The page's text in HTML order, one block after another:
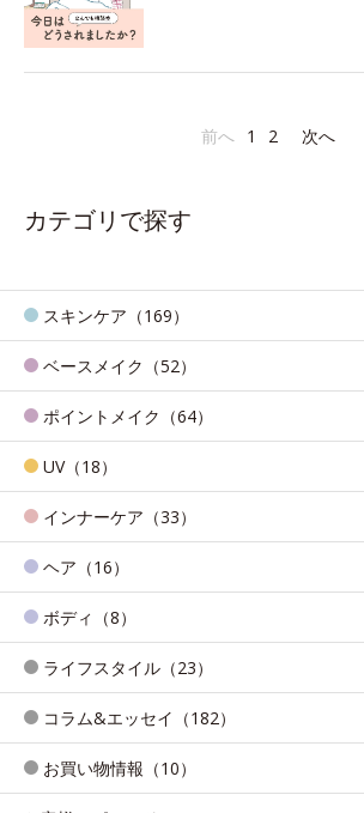
前へ 1 2 次へ
カテゴリで探す
スキンケア（169）
ベースメイク（52）
ポイントメイク（64）
UV（18）
インナーケア（33）
ヘア（16）
ボディ（8）
ライフスタイル（23）
コラム&エッセイ（182）
お買い物情報（10）